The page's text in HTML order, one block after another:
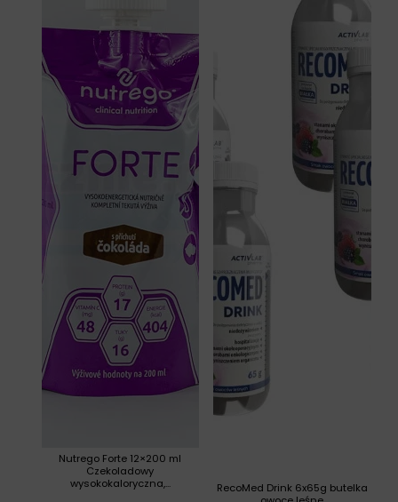
RecoMed Drink 6x65g butelka
Nutrego Forte 12×200 ml
Czekoladowy
wysokokaloryczna,...